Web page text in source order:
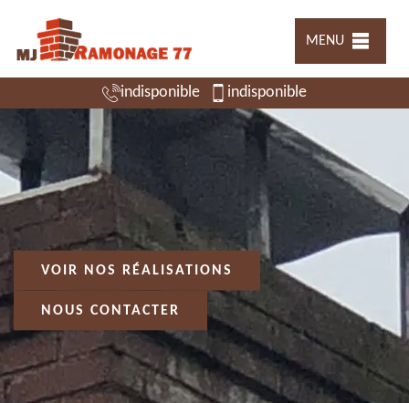
MENU
indisponible indisponible
VOIR NOS RÉALISATIONS
NOUS CONTACTER